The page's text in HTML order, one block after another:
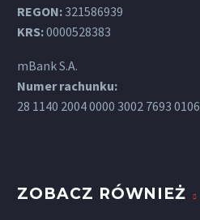
REGON: 321586939
KRS:0000528383
mBank S.A.
Numer rachunku:
28 1140 2004 0000 3002 7693 0106
ZOBACZ RÓWNIEŻ